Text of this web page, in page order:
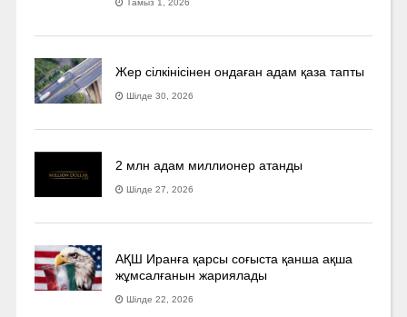
Жер сілкінісінен ондаған адам қаза тапты
Шілде 30, 2026
2 млн адам миллионер атанды
Шілде 27, 2026
АҚШ Иранға қарсы соғыста қанша ақша
жұмсалғанын жариялады
Шілде 22, 2026